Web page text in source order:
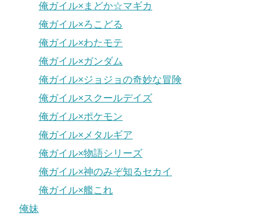
俺ガイル×まどか☆マギカ
俺ガイル×ろこどる
俺ガイル×わたモテ
俺ガイル×ガンダム
俺ガイル×ジョジョの奇妙な冒険
俺ガイル×スクールデイズ
俺ガイル×ポケモン
俺ガイル×メタルギア
俺ガイル×物語シリーズ
俺ガイル×神のみぞ知るセカイ
俺ガイル×艦これ
俺妹